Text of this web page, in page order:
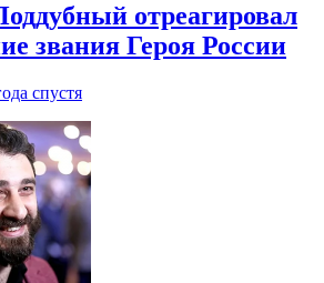
отреагировал
звания Героя России
спустя